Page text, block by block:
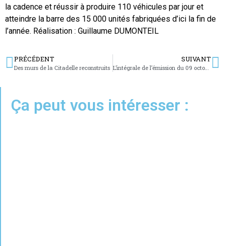
la cadence et réussir à produire 110 véhicules par jour et
atteindre la barre des 15 000 unités fabriquées d’ici la fin de
l’année. Réalisation : Guillaume DUMONTEIL
PRÉCÉDENT
Des murs de la Citadelle reconstruits
SUIVANT
L’intégrale de l’émission du 09 octobre 2023
Ça peut vous intéresser :